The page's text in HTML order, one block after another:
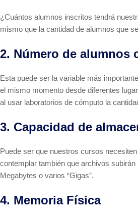
¿Cuántos alumnos inscritos tendrá
mismo que la cantidad de alumnos que
2. Número de alumnos
Esta puede ser la variable más
el mismo momento desde diferentes
al usar laboratorios de cómputo la
3. Capacidad de
Puede ser que nuestros cursos
contemplar también que archivos
Megabytes o varios “Gigas”.
4. Memoria Física